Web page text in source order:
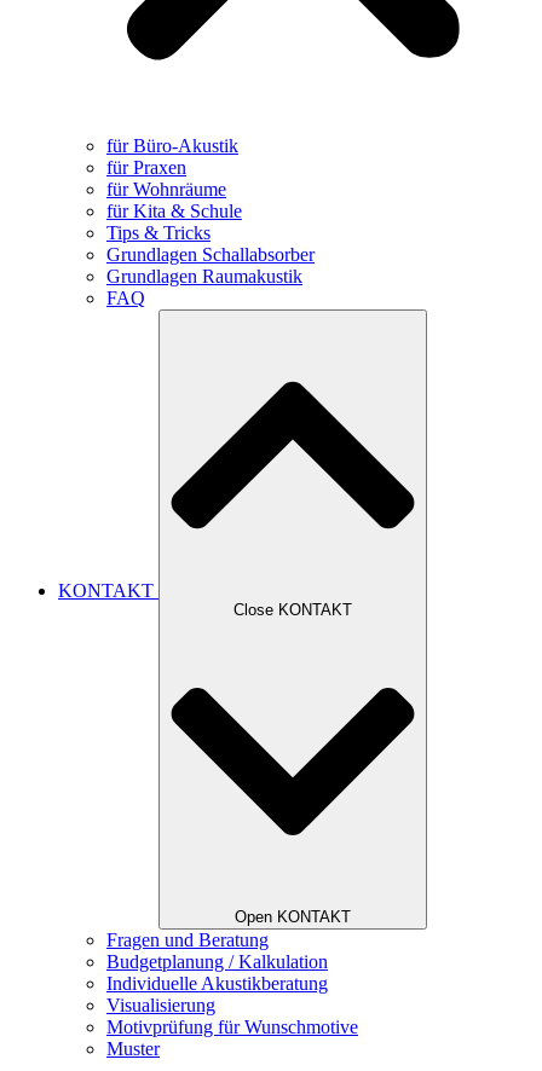
für Büro-Akustik
für Praxen
für Wohnräume
für Kita & Schule
Tips & Tricks
Grundlagen Schallabsorber
Grundlagen Raumakustik
FAQ
KONTAKT
Close KONTAKT
Open KONTAKT
Fragen und Beratung
Budgetplanung / Kalkulation
Individuelle Akustikberatung
Visualisierung
Motivprüfung für Wunschmotive
Muster